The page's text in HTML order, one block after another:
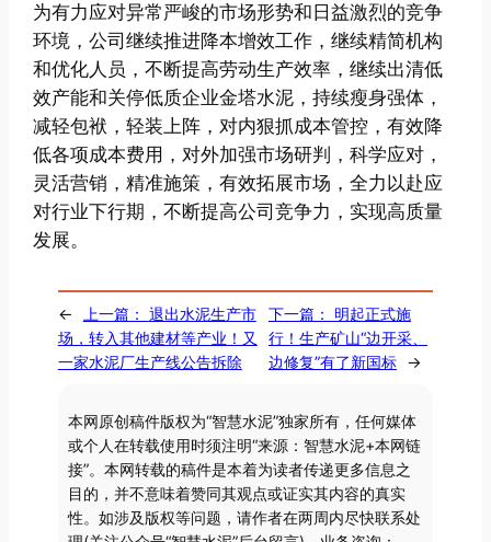
为有力应对异常严峻的市场形势和日益激烈的竞争
环境，公司继续推进降本增效工作，继续精简机构
和优化人员，不断提高劳动生产效率，继续出清低
效产能和关停低质企业金塔水泥，持续瘦身强体，
减轻包袱，轻装上阵，对内狠抓成本管控，有效降
低各项成本费用，对外加强市场研判，科学应对，
灵活营销，精准施策，有效拓展市场，全力以赴应
对行业下行期，不断提高公司竞争力，实现高质量
发展。
← 上一篇： 退出水泥生产市
场，转入其他建材等产业！又
一家水泥厂生产线公告拆除
下一篇：
明起正式施
行！生产矿山“边开采、
边修复”有了新国标 →
本网原创稿件版权为“智慧水泥”独家所有，任何媒体
或个人在转载使用时须注明“来源：智慧水泥+本网链
接”。本网转载的稿件是本着为读者传递更多信息之
目的，并不意味着赞同其观点或证实其内容的真实
性。如涉及版权等问题，请作者在两周内尽快联系处